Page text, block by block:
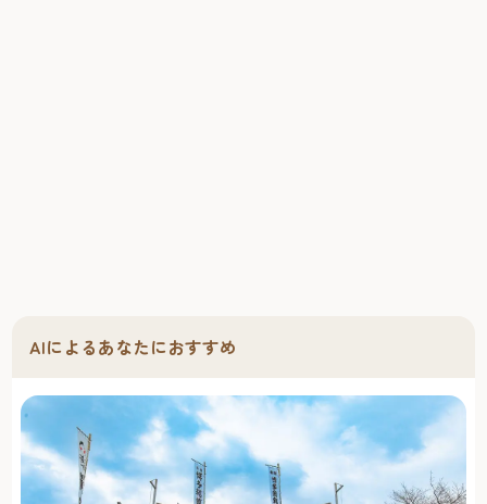
AIによるあなたにおすすめ